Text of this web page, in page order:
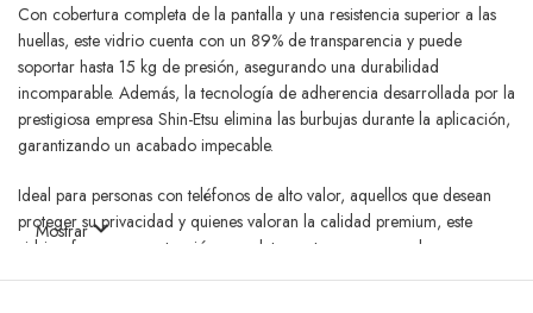
Con cobertura completa de la pantalla y una resistencia superior a las
huellas, este vidrio cuenta con un 89% de transparencia y puede
soportar hasta 15 kg de presión, asegurando una durabilidad
incomparable. Además, la tecnología de adherencia desarrollada por la
prestigiosa empresa Shin-Etsu elimina las burbujas durante la aplicación,
garantizando un acabado impecable.
Ideal para personas con teléfonos de alto valor, aquellos que desean
proteger su privacidad y quienes valoran la calidad premium, este
vidrio ofrece una protección completa contra rayones, golpes y
Mostrar